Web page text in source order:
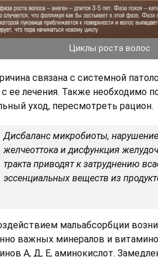
Циклы роста волос
связана с системной
ее лечения. Также необходимо
уход, пересмотреть рацион.
Дисбаланс микробиоты,
желчеоттока и дисфункция
тракта приводят к затруднению
эссенциальных веществ из
мальабсорбции
важных минералов и
А, Д, Е, аминокислот.